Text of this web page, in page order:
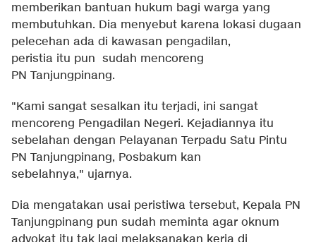
memberikan bantuan hukum bagi warga yang
membutuhkan. Dia menyebut karena lokasi dugaan
pelecehan ada di kawasan pengadilan,
peristia itu pun sudah mencoreng
PN Tanjungpinang.
"Kami sangat sesalkan itu terjadi, ini sangat
mencoreng Pengadilan Negeri. Kejadiannya itu
sebelahan dengan Pelayanan Terpadu Satu Pintu
PN Tanjungpinang, Posbakum kan
sebelahnya," ujarnya.
Dia mengatakan usai peristiwa tersebut, Kepala PN
Tanjungpinang pun sudah meminta agar oknum